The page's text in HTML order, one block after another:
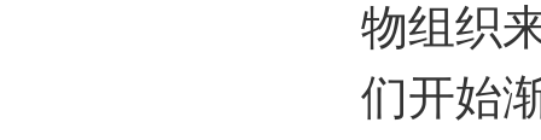
物组织
们开始